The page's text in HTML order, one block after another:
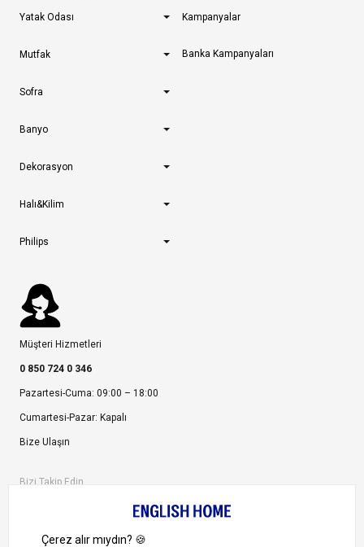
Yatak Odası
Mutfak
Sofra
Banyo
Dekorasyon
Halı&Kilim
Philips
Kampanyalar
Banka Kampanyaları
Müşteri Hizmetleri
0 850 724 0 346
Pazartesi-Cuma: 09:00 – 18:00
Cumartesi-Pazar: Kapalı
Bize Ulaşın
Bizi Takip Edin